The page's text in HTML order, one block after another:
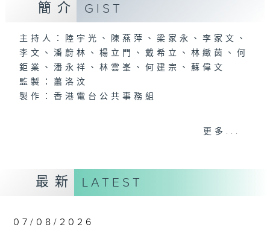
簡介 GIST
主持人：陸宇光、陳燕萍、梁家永、李家文、
李文、潘蔚林、楊立門、戴希立、林緻茵、何
鉅業、潘永祥、林雲峯、何建宗、蘇偉文
監製：蕭洛汶
製作：香港電台公共事務組
香港電台公共事務組
讚好Like「
RTHK 香港電台公共事務組
Facebook專頁
更多...
最新 LATEST
07/08/2026